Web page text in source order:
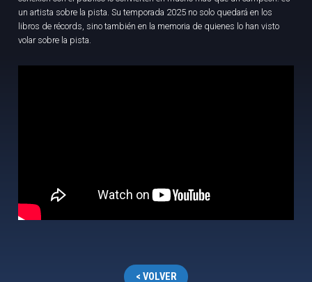
un artista sobre la pista. Su temporada 2025 no solo quedará en los
libros de récords, sino también en la memoria de quienes lo han visto
volar sobre la pista.
< VOLVER